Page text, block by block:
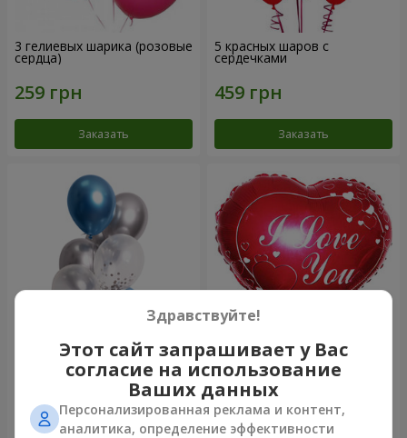
3 гелиевых шарика (розовые
сердца)
Заказать
5 красных шаров с
сердечками
Заказать
Фонтан шаров "Шарм" Шарик "Я тебя люблю"
Здравствуйте!
Этот сайт запрашивает у Вас
согласие на использование
Ваших данных
Персонализированная реклама и контент,
аналитика, определение эффективности